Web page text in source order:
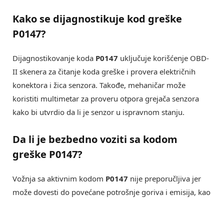
Kako se dijagnostikuje kod greške
P0147?
Dijagnostikovanje koda P0147 uključuje korišćenje OBD-
II skenera za čitanje koda greške i provera električnih
konektora i žica senzora. Takođe, mehaničar može
koristiti multimetar za proveru otpora grejača senzora
kako bi utvrdio da li je senzor u ispravnom stanju.
Da li je bezbedno voziti sa kodom
greške P0147?
Vožnja sa aktivnim kodom P0147 nije preporučljiva jer
može dovesti do povećane potrošnje goriva i emisija, kao